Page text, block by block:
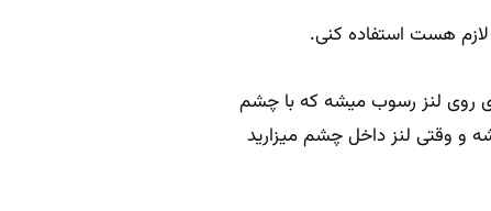
روی لنز رسوب میشه که با چشم
و وقتی لنز داخل چشم میزارید